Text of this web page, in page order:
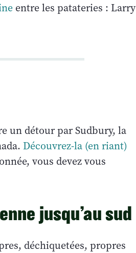
entre les patateries : Larry
un détour par Sudbury, la
Découvrez-la (en riant)
vous devez vous
jusqu’au sud
déchiquetées, propres